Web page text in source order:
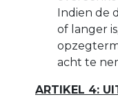
Indien de
of langer
acht te
ARTIKEL 4: